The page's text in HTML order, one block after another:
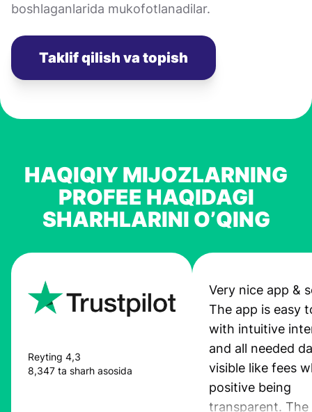
boshlaganlarida mukofotlanadilar.
Taklif qilish va topish
HAQIQIY MIJOZLARNING
PROFEE HAQIDAGI
SHARHLARINI O’QING
Reyting 4,3
8,347 ta sharh asosida
Very nice app &
The app is easy
with intuitive
and all needed
visible like fees
positive being
transparent. The